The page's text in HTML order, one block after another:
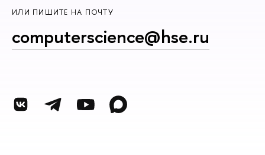
ИЛИ ПИШИТЕ НА ПОЧТУ
computerscience@hse.ru